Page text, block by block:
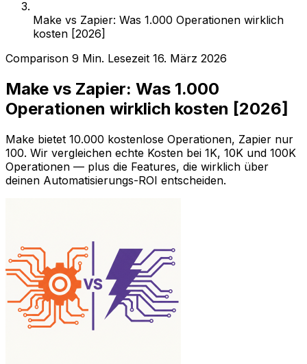
Make vs Zapier: Was 1.000 Operationen wirklich
kosten [2026]
Comparison 9 Min. Lesezeit 16. März 2026
Make vs Zapier: Was 1.000
Operationen wirklich kosten [2026]
Make bietet 10.000 kostenlose Operationen, Zapier nur
100. Wir vergleichen echte Kosten bei 1K, 10K und 100K
Operationen — plus die Features, die wirklich über
deinen Automatisierungs-ROI entscheiden.